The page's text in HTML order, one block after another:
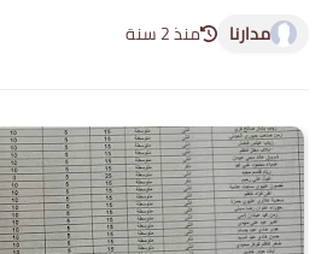
مدارنا منذ 2 سنة